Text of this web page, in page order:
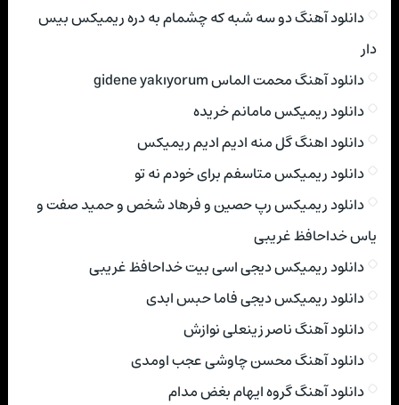
دانلود آهنگ دو سه شبه که چشمام به دره ریمیکس بیس
دار
دانلود آهنگ محمت الماس gidene yakıyorum
دانلود ریمیکس مامانم خریده
دانلود اهنگ گل منه ادیم ادیم ریمیکس
دانلود ریمیکس متاسفم برای خودم نه تو
دانلود ریمیکس رپ حصین و فرهاد شخص و حمید صفت و
یاس خداحافظ غریبی
دانلود ریمیکس دیجی اسی بیت خداحافظ غریبی
دانلود ریمیکس دیجی فاما حبس ابدی
دانلود آهنگ ناصر زینعلی نوازش
دانلود آهنگ محسن چاوشی عجب اومدی
دانلود آهنگ گروه ایهام بغض مدام